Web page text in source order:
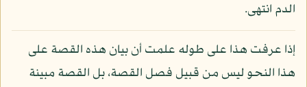
الدم انتهى.
إذا عرفت هذا على طوله علمت أن بيان هذه القصة على
هذا النحو ليس من قبيل فصل القصة، بل القصة مبينة